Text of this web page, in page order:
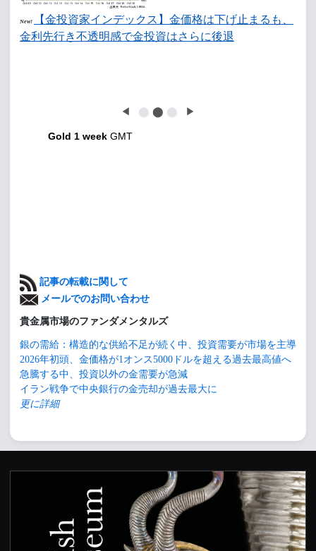
New!
【金投資家インデックス】金価格は下げ止まるも、
金利先行き不透明感で金投資はさらに後退
◀ ⬤ ⬤ ⬤ ▶
Gold 1 week GMT
記事の転載に関して
メールでのお問い合わせ
貴金属市場のファンダメンタルズ
銀の需給：構造的な供給不足が続く中、投資需要が市場を主導
2026年初頭、金価格が1オンス5000ドルを超える過去最高値へ
急騰する中、投資以外の金需要が急減
イラン戦争で中央銀行の金売却が過去最大に
更に詳細